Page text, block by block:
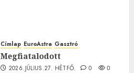
Címlap EuroAstra Gasztró
Megfiatalodott
2026.JÚLIUS.27. HÉTFŐ. 0 0